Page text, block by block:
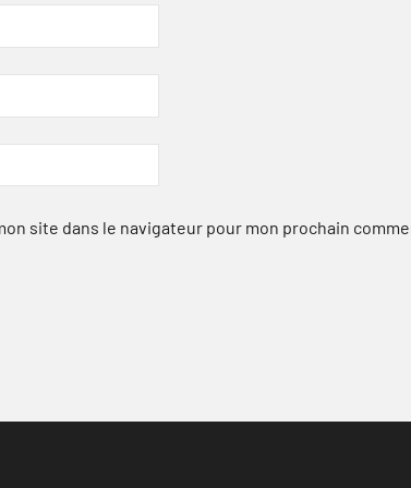
site dans le navigateur pour mon prochain